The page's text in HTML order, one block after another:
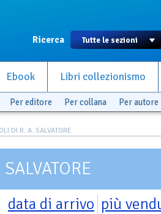
Ricerca
Ebook Libri collezionismo
Per editore Per collana Per autore
DI R. A. SALVATORE
data di arrivo più